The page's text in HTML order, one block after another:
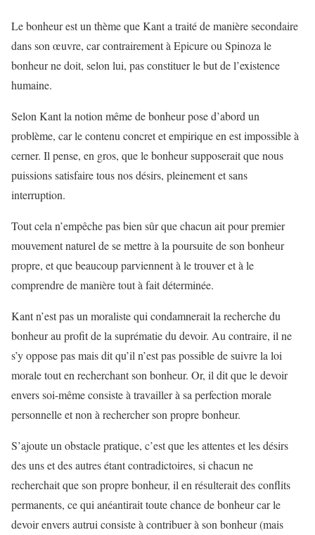
Le bonheur est un thème que Kant a traité de manière secondaire
dans son œuvre, car contrairement à Epicure ou Spinoza le
bonheur ne doit, selon lui, pas constituer le but de l’existence
humaine.
Selon Kant la notion même de bonheur pose d’abord un
problème, car le contenu concret et empirique en est impossible à
cerner. Il pense, en gros, que le bonheur supposerait que nous
puissions satisfaire tous nos désirs, pleinement et sans
interruption.
Tout cela n’empêche pas bien sûr que chacun ait pour premier
mouvement naturel de se mettre à la poursuite de son bonheur
propre, et que beaucoup parviennent à le trouver et à le
comprendre de manière tout à fait déterminée.
Kant n’est pas un moraliste qui condamnerait la recherche du
bonheur au profit de la suprématie du devoir. Au contraire, il ne
s’y oppose pas mais dit qu’il n’est pas possible de suivre la loi
morale tout en recherchant son bonheur. Or, il dit que le devoir
envers soi-même consiste à travailler à sa perfection morale
personnelle et non à rechercher son propre bonheur.
S’ajoute un obstacle pratique, c’est que les attentes et les désirs
des uns et des autres étant contradictoires, si chacun ne
recherchait que son propre bonheur, il en résulterait des conflits
permanents, ce qui anéantirait toute chance de bonheur car le
devoir envers autrui consiste à contribuer à son bonheur (mais